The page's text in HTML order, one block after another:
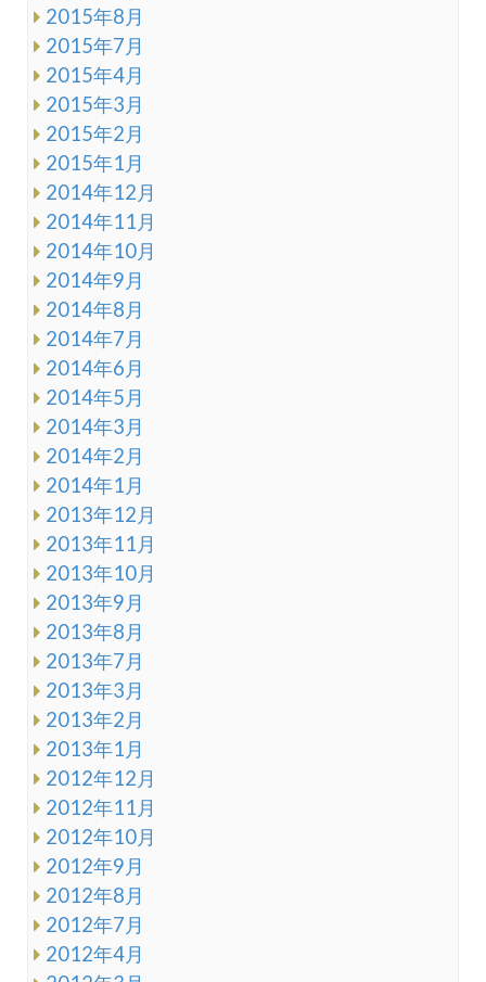
2015年8月
2015年7月
2015年4月
2015年3月
2015年2月
2015年1月
2014年12月
2014年11月
2014年10月
2014年9月
2014年8月
2014年7月
2014年6月
2014年5月
2014年3月
2014年2月
2014年1月
2013年12月
2013年11月
2013年10月
2013年9月
2013年8月
2013年7月
2013年3月
2013年2月
2013年1月
2012年12月
2012年11月
2012年10月
2012年9月
2012年8月
2012年7月
2012年4月